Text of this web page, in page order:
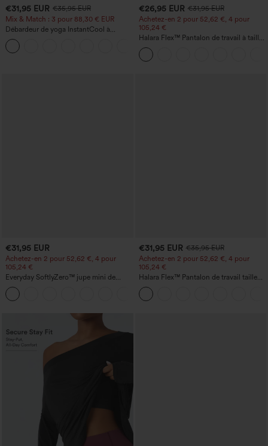
€31,95 EUR €35,95 EUR
Mix & Match : 3 pour 88,30 € EUR
Débardeur de yoga InstantCool à
encolure en U et ourlet arrondi –
UPF50+
€26,95 EUR €31,95 EUR
Achetez-en 2 pour 52,62 €, 4 pour
105,24 €
Halara Flex™ Pantalon de travail à taille
haute, jambe large, avec poches, en
maille gaufrée
€31,95 EUR
Achetez-en 2 pour 52,62 €, 4 pour
105,24 €
Everyday SoftlyZero™ jupe mini de
tennis aérée à pans croisés 2-en-1 avec
poche latérale et toucher frais - Lucid-
UPF50+
€31,95 EUR €35,95 EUR
Achetez-en 2 pour 52,62 €, 4 pour
105,24 €
Halara Flex™ Pantalon de travail taille
haute sculptant la silhouette, gainant la
taille, avec poches, jambe large en
micro-gaufre